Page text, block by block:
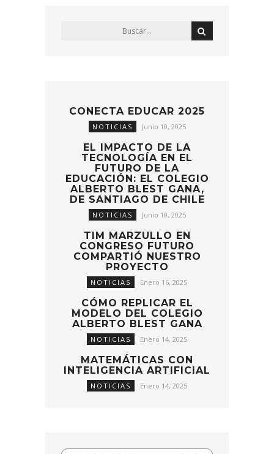
CONECTA EDUCAR 2025
NOTICIAS Junio 10, 2025
EL IMPACTO DE LA
TECNOLOGÍA EN EL
FUTURO DE LA
EDUCACIÓN: EL COLEGIO
ALBERTO BLEST GANA,
DE SANTIAGO DE CHILE
NOTICIAS Junio 10, 2025
TIM MARZULLO EN
CONGRESO FUTURO
COMPARTIÓ NUESTRO
PROYECTO
NOTICIAS Enero 16, 2025
CÓMO REPLICAR EL
MODELO DEL COLEGIO
ALBERTO BLEST GANA
NOTICIAS Enero 14, 2025
MATEMÁTICAS CON
INTELIGENCIA ARTIFICIAL
NOTICIAS Enero 14, 2025